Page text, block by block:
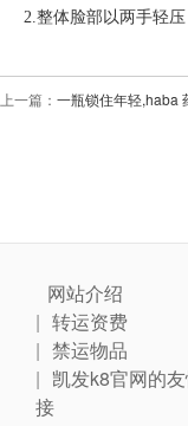
2.整体脸部以两手轻
上一篇： 一瓶锁住年轻,haba
网站介绍
转运资费
禁运物品
凯发k8官网的
接